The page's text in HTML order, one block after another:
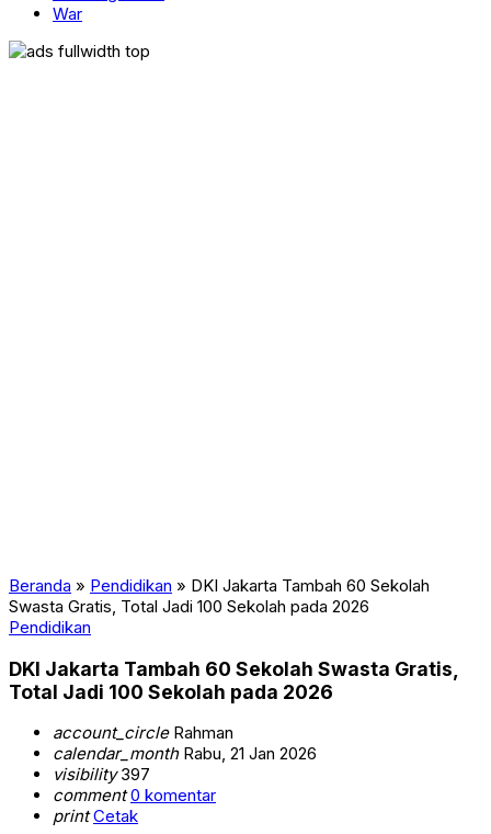
War
Beranda » Pendidikan » DKI Jakarta Tambah 60 Sekolah
Swasta Gratis, Total Jadi 100 Sekolah pada 2026
Pendidikan
DKI Jakarta Tambah 60 Sekolah Swasta Gratis,
Total Jadi 100 Sekolah pada 2026
account_circleRahman
calendar_monthRabu, 21 Jan 2026
visibility397
comment 0 komentar
print Cetak